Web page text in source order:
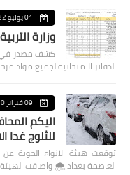
01 يوليو 2022
وزارة
كشف مصدر في
الدفاتر الامتحانية لجميع مواد
09 فبراير 2020
اليكم
للثلوج غدا
توقعت هيئة الانواء
العاصمة بغداد ⁦🌨️⁩ واضافت الهيئة ان غدا الاثنين …